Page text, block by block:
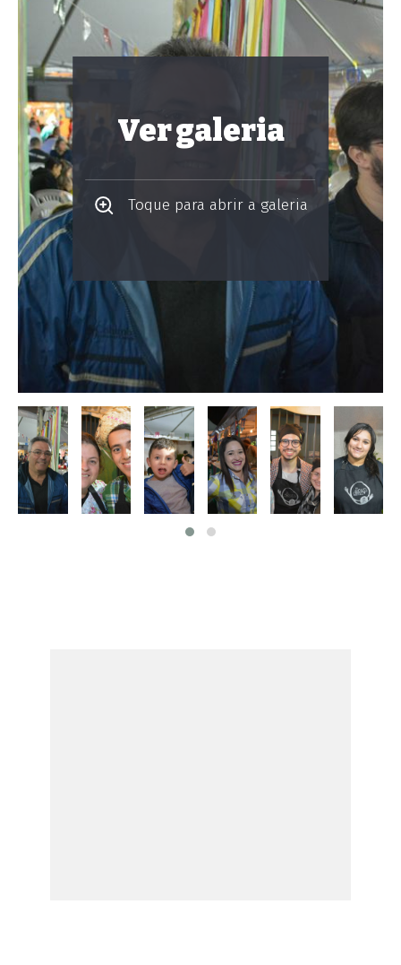
Ver galeria
Toque para abrir a galeria